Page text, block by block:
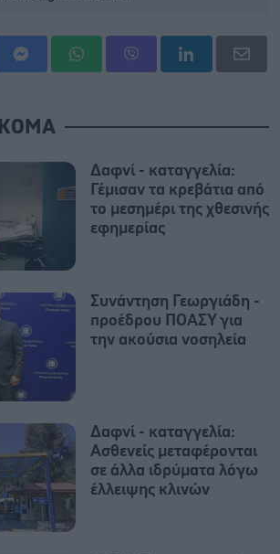
Δαφνί - καταγγελία:
Γέμισαν τα κρεβάτια από
το μεσημέρι της χθεσινής
εφημερίας
Συνάντηση Γεωργιάδη -
προέδρου ΠΟΑΣΥ για
την ακούσια νοσηλεία
Δαφνί - καταγγελία:
Ασθενείς μεταφέρονται
σε άλλα ιδρύματα λόγω
έλλειψης κλινών